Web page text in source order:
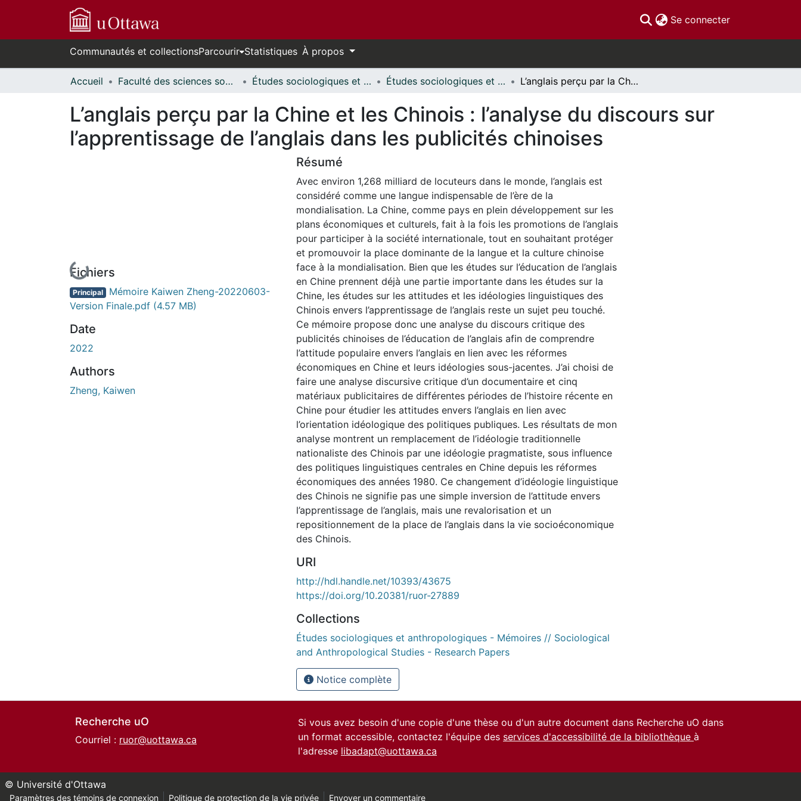
Se connecter(current)
Communautés et collectionsParcourir Statistiques À propos
Accueil Faculté des sciences sociales // Faculty of Social Sciences Études sociologiques et anthropologiques // Sociological and Anthropological Studies Études sociologiques et anthropologiques - Mémoires // Sociological and Anthropological Studies - Research Papers L’anglais perçu par la Chine et les Chinois : l’analyse du discours sur l’apprentissage de l’anglais dans les publicités chinoises
L’anglais perçu par la Chine et les Chinois : l’analyse du discours sur
l’apprentissage de l’anglais dans les publicités chinoises
En cours de chargement...
Fichiers
Principal Mémoire Kaiwen Zheng-20220603-
Version Finale.pdf (4.57 MB)
Date
2022
Authors
Zheng, Kaiwen
Résumé
Avec environ 1,268 milliard de locuteurs dans le monde, l’anglais est
considéré comme une langue indispensable de l’ère de la
mondialisation. La Chine, comme pays en plein développement sur les
plans économiques et culturels, fait à la fois les promotions de l’anglais
pour participer à la société internationale, tout en souhaitant protéger
et promouvoir la place dominante de la langue et la culture chinoise
face à la mondialisation. Bien que les études sur l’éducation de l’anglais
en Chine prennent déjà une partie importante dans les études sur la
Chine, les études sur les attitudes et les idéologies linguistiques des
Chinois envers l’apprentissage de l’anglais reste un sujet peu touché.
Ce mémoire propose donc une analyse du discours critique des
publicités chinoises de l’éducation de l’anglais afin de comprendre
l’attitude populaire envers l’anglais en lien avec les réformes
économiques en Chine et leurs idéologies sous-jacentes. J’ai choisi de
faire une analyse discursive critique d’un documentaire et cinq
matériaux publicitaires de différentes périodes de l’histoire récente en
Chine pour étudier les attitudes envers l’anglais en lien avec
l’orientation idéologique des politiques publiques. Les résultats de mon
analyse montrent un remplacement de l’idéologie traditionnelle
nationaliste des Chinois par une idéologie pragmatiste, sous influence
des politiques linguistiques centrales en Chine depuis les réformes
économiques des années 1980. Ce changement d’idéologie linguistique
des Chinois ne signifie pas une simple inversion de l’attitude envers
l’apprentissage de l’anglais, mais une revalorisation et un
repositionnement de la place de l’anglais dans la vie socioéconomique
des Chinois.
URI
http://hdl.handle.net/10393/43675
https://doi.org/10.20381/ruor-27889
Collections
Études sociologiques et anthropologiques - Mémoires // Sociological
and Anthropological Studies - Research Papers
Notice complète
Recherche uO
Courriel : ruor@uottawa.ca
Si vous avez besoin d'une copie d'une thèse ou d'un autre document dans Recherche uO dans
un format accessible, contactez l'équipe des services d'accessibilité de la bibliothèque à
l'adresse libadapt@uottawa.ca
© Université d'Ottawa
Paramètres des témoins de connexion Politique de protection de la vie privée Envoyer un commentaire